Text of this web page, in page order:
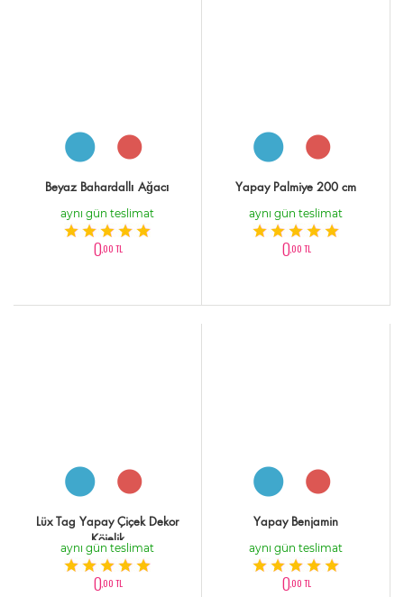
Beyaz Bahardallı Ağacı
aynı gün teslimat
0,00 TL
Yapay Palmiye 200 cm
aynı gün teslimat
0,00 TL
Lüx Tag Yapay Çiçek Dekor
Köielik
aynı gün teslimat
0,00 TL
Yapay Benjamin
aynı gün teslimat
0,00 TL